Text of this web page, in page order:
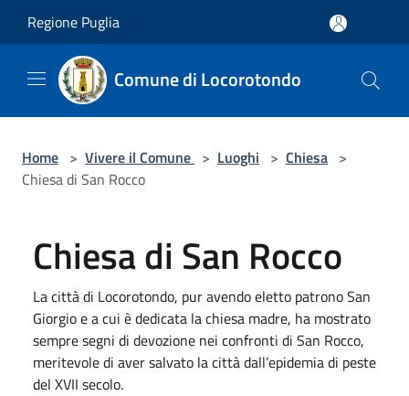
Regione Puglia
Comune di Locorotondo
Home > Vivere il Comune > Luoghi > Chiesa >
Chiesa di San Rocco
Chiesa di San Rocco
La città di Locorotondo, pur avendo eletto patrono San
Giorgio e a cui è dedicata la chiesa madre, ha mostrato
sempre segni di devozione nei confronti di San Rocco,
meritevole di aver salvato la città dall’epidemia di peste
del XVII secolo.